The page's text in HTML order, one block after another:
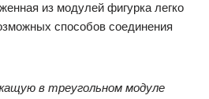
из модулей фигурка легко
способов соединения
в треугольном модуле